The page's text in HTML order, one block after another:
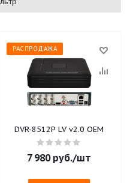
РАСПРОДАЖА
DVR-8512P LV v2.0 OEM
7 980руб./шт